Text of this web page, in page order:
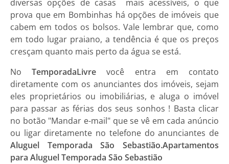
diversas opções de casas mais acessíveis, o que
prova que em Bombinhas há opções de imóveis que
cabem em todos os bolsos. Vale lembrar que, como
em todo lugar praiano, a tendência é que os preços
cresçam quanto mais perto da água se está.
NoTemporadaLivrevocê entra em contato
diretamente com os anunciantes dos imóveis, sejam
eles proprietários ou imobiliárias, e aluga o imóvel
para passar as férias dos seus sonhos ! Basta clicar
no botão "Mandar e-mail" que se vê em cada anúncio
ou ligar diretamente no telefone do anunciantes de
Aluguel Temporada São Sebastião.Apartamentos
para Aluguel Temporada São Sebastião